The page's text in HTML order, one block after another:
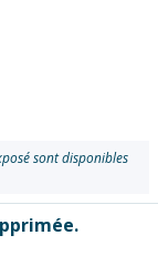
sont disponibles